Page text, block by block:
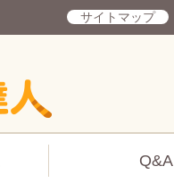
サイトマップ
Q&A